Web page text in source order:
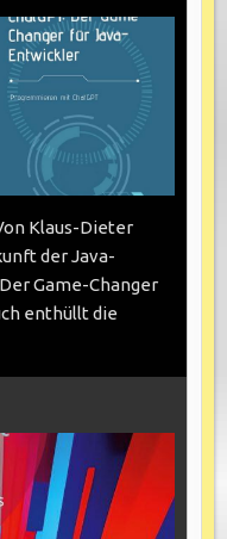
Klaus-Dieter
der Java-
Game-Changer
enthüllt die